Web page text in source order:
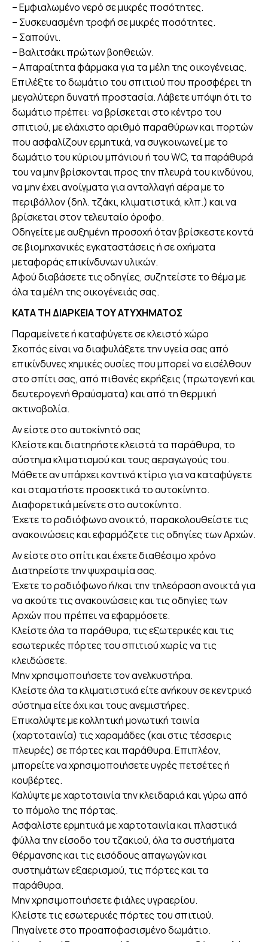
– Εμφιαλωμένο νερό σε μικρές ποσότητες.
– Συσκευασμένη τροφή σε μικρές ποσότητες.
– Σαπούνι.
– Βαλιτσάκι πρώτων βοηθειών.
– Απαραίτητα φάρμακα για τα μέλη της οικογένειας.
Επιλέξτε το δωμάτιο του σπιτιού που προσφέρει τη
μεγαλύτερη δυνατή προστασία. Λάβετε υπόψη ότι το
δωμάτιο πρέπει: να βρίσκεται στο κέντρο του
σπιτιού, με ελάχιστο αριθμό παραθύρων και πορτών
που ασφαλίζουν ερμητικά, να συγκοινωνεί με το
δωμάτιο του κύριου μπάνιου ή του WC, τα παράθυρά
του να μην βρίσκονται προς την πλευρά του κινδύνου,
να μην έχει ανοίγματα για ανταλλαγή αέρα με το
περιβάλλον (δηλ. τζάκι, κλιματιστικά, κλπ.) και να
βρίσκεται στον τελευταίο όροφο.
Οδηγείτε με αυξημένη προσοχή όταν βρίσκεστε κοντά
σε βιομηχανικές εγκαταστάσεις ή σε οχήματα
μεταφοράς επικίνδυνων υλικών.
Αφού διαβάσετε τις οδηγίες, συζητείστε το θέμα με
όλα τα μέλη της οικογένειάς σας.
ΚΑΤΑ ΤΗ ΔΙΑΡΚΕΙΑ ΤΟΥ ΑΤΥΧΗΜΑΤΟΣ
Παραμείνετε ή καταφύγετε σε κλειστό χώρο
Σκοπός είναι να διαφυλάξετε την υγεία σας από
επικίνδυνες χημικές ουσίες που μπορεί να εισέλθουν
στο σπίτι σας, από πιθανές εκρήξεις (πρωτογενή και
δευτερογενή θραύσματα) και από τη θερμική
ακτινοβολία.
Αν είστε στο αυτοκίνητό σας
Κλείστε και διατηρήστε κλειστά τα παράθυρα, το
σύστημα κλιματισμού και τους αεραγωγούς του.
Μάθετε αν υπάρχει κοντινό κτίριο για να καταφύγετε
και σταματήστε προσεκτικά το αυτοκίνητο.
Διαφορετικά μείνετε στο αυτοκίνητο.
Έχετε το ραδιόφωνο ανοικτό, παρακολουθείστε τις
ανακοινώσεις και εφαρμόζετε τις οδηγίες των Αρχών.
Αν είστε στο σπίτι και έχετε διαθέσιμο χρόνο
Διατηρείστε την ψυχραιμία σας.
Έχετε το ραδιόφωνο ή/και την τηλεόραση ανοικτά για
να ακούτε τις ανακοινώσεις και τις οδηγίες των
Αρχών που πρέπει να εφαρμόσετε.
Κλείστε όλα τα παράθυρα, τις εξωτερικές και τις
εσωτερικές πόρτες του σπιτιού χωρίς να τις
κλειδώσετε.
Μην χρησιμοποιήσετε τον ανελκυστήρα.
Κλείστε όλα τα κλιματιστικά είτε ανήκουν σε κεντρικό
σύστημα είτε όχι και τους ανεμιστήρες.
Επικαλύψτε με κολλητική μονωτική ταινία
(χαρτοταινία) τις χαραμάδες (και στις τέσσερις
πλευρές) σε πόρτες και παράθυρα. Επιπλέον,
μπορείτε να χρησιμοποιήσετε υγρές πετσέτες ή
κουβέρτες.
Καλύψτε με χαρτοταινία την κλειδαριά και γύρω από
το πόμολο της πόρτας.
Ασφαλίστε ερμητικά με χαρτοταινία και πλαστικά
φύλλα την είσοδο του τζακιού, όλα τα συστήματα
θέρμανσης και τις εισόδους απαγωγών και
συστημάτων εξαερισμού, τις πόρτες και τα
παράθυρα.
Μην χρησιμοποιήσετε φιάλες υγραερίου.
Κλείστε τις εσωτερικές πόρτες του σπιτιού.
Πηγαίνετε στο προαποφασισμένο δωμάτιο.